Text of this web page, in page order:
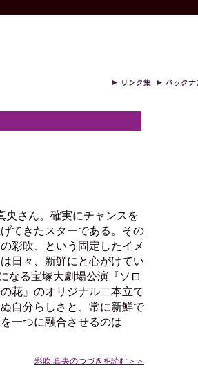
央さん。確実にチャンスを
てきたスターである。その
彩吹、という固定したイメ
日々、新鮮にと心がけてい
なる宝塚大劇場公演『ソロ
花』のオリジナル二本立て
自分らしさと、常に新鮮で
一つに融合させるのは
彩吹 真央のつづきを読む＞＞